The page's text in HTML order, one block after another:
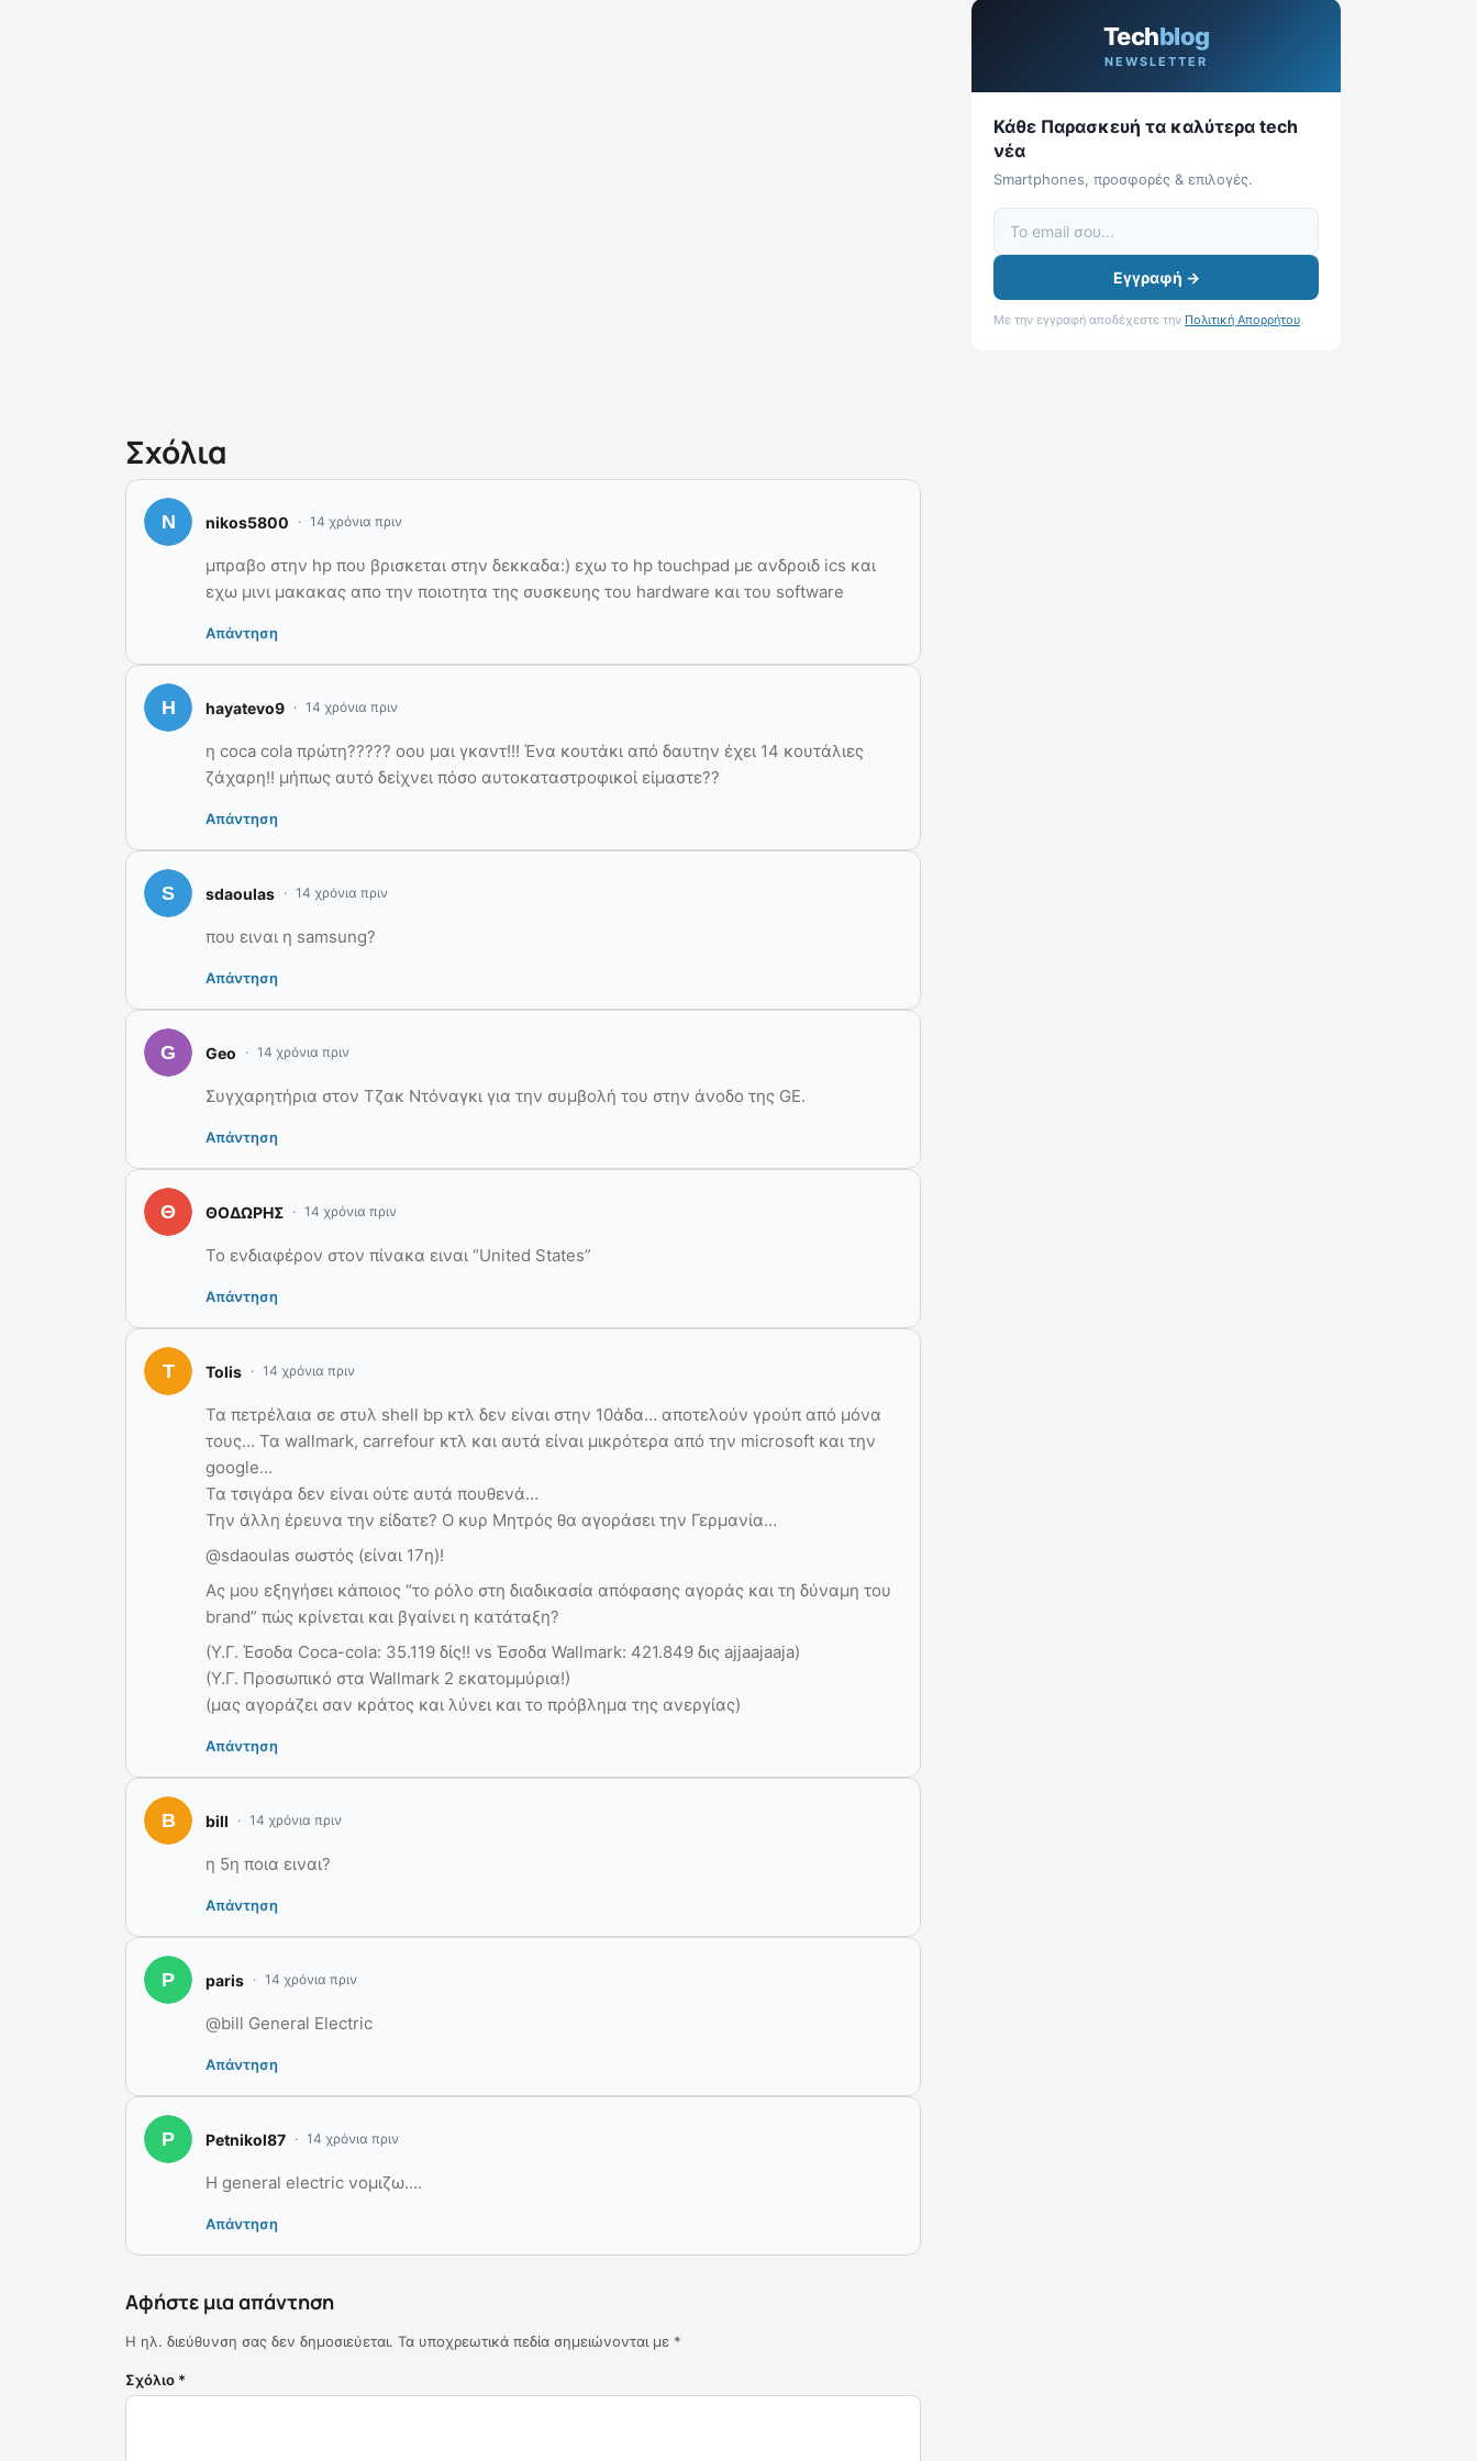
Σχόλια
nikos5800 14 χρόνια πριν
μπραβο στην hp που βρισκεται στην δεκκαδα:) εχω το hp touchpad με ανδροιδ ics και
εχω μινι μακακας απο την ποιοτητα της συσκευης του hardware και του software
Απάντηση
hayatevo9 14 χρόνια πριν
η coca cola πρώτη????? οου μαι γκαντ!!! Ένα κουτάκι από δαυτην έχει 14 κουτάλιες
ζάχαρη!! μήπως αυτό δείχνει πόσο αυτοκαταστροφικοί είμαστε??
Απάντηση
sdaoulas 14 χρόνια πριν
που ειναι η samsung?
Απάντηση
Geo 14 χρόνια πριν
Συγχαρητήρια στον Τζακ Ντόναγκι για την συμβολή του στην άνοδο της GE.
Απάντηση
ΘΟΔΩΡΗΣ 14 χρόνια πριν
Το ενδιαφέρον στον πίνακα ειναι “United States”
Απάντηση
Tolis 14 χρόνια πριν
Τα πετρέλαια σε στυλ shell bp κτλ δεν είναι στην 10άδα… αποτελούν γρούπ από μόνα
τους… Τα wallmark, carrefour κτλ και αυτά είναι μικρότερα από την microsoft και την
google…
Τα τσιγάρα δεν είναι ούτε αυτά πουθενά…
Την άλλη έρευνα την είδατε? Ο κυρ Μητρός θα αγοράσει την Γερμανία…
@sdaoulas σωστός (είναι 17η)!
Ας μου εξηγήσει κάποιος “το ρόλο στη διαδικασία απόφασης αγοράς και τη δύναμη του
brand” πώς κρίνεται και βγαίνει η κατάταξη?
(Υ.Γ. Έσοδα Coca-cola: 35.119 δίς!! vs Έσοδα Wallmark: 421.849 δις ajjaajaaja)
(Υ.Γ. Προσωπικό στα Wallmark 2 εκατομμύρια!)
(μας αγοράζει σαν κράτος και λύνει και το πρόβλημα της ανεργίας)
Απάντηση
bill 14 χρόνια πριν
η 5η ποια ειναι?
Απάντηση
paris 14 χρόνια πριν
@bill General Electric
Απάντηση
Petnikol87 14 χρόνια πριν
Η general electric νομιζω….
Απάντηση
Αφήστε μια απάντηση
Η ηλ. διεύθυνση σας δεν δημοσιεύεται. Τα υποχρεωτικά πεδία σημειώνονται με *
Σχόλιο *
Techblog
NEWSLETTER
Κάθε Παρασκευή τα καλύτερα tech
νέα
Smartphones, προσφορές & επιλογές.
Εγγραφή →
Με την εγγραφή αποδέχεστε την Πολιτική Απορρήτου.